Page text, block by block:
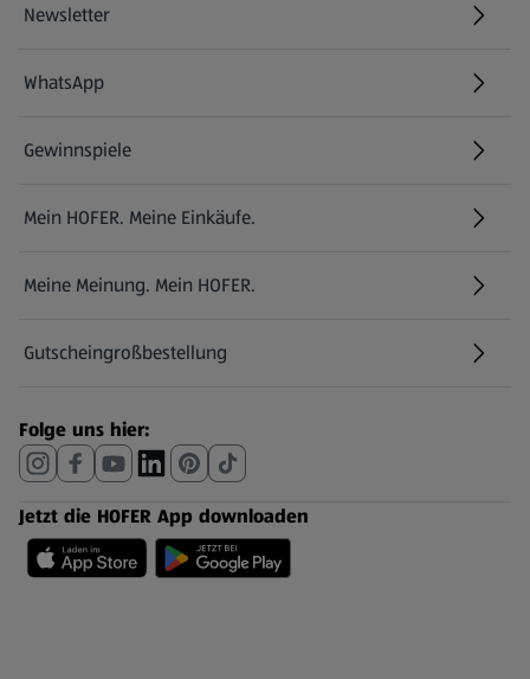
Newsletter
WhatsApp
Gewinnspiele
Mein HOFER. Meine Einkäufe.
Meine Meinung. Mein HOFER.
Gutscheingroßbestellung
(öffnet in einem neuen Tab)
Folge uns hier:
Jetzt die HOFER App downloaden